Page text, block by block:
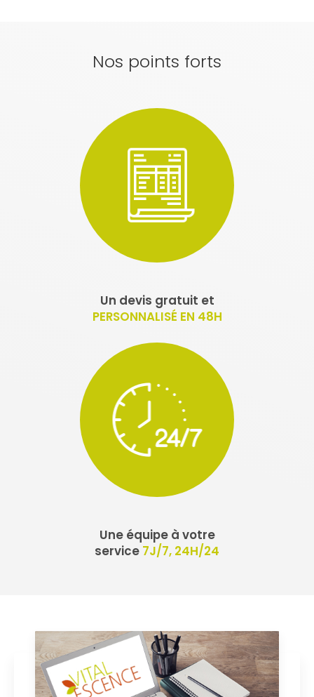
Nos points forts
Un devis gratuit et
PERSONNALISÉ EN 48H
Une équipe à votre
service 7J/7, 24H/24